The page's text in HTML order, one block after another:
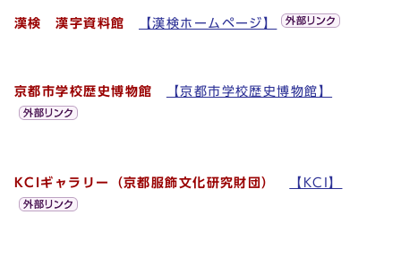
漢検 漢字資料館 【漢検ホームページ】
京都市学校歴史博物館 【京都市学校歴史博物館】
KCIギャラリー（京都服飾文化研究財団） 【KCI】